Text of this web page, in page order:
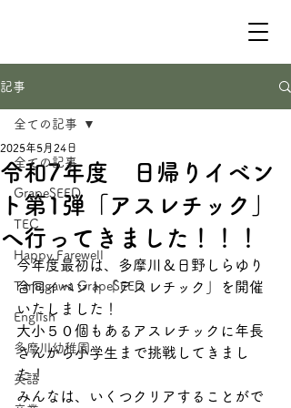
記事
全ての記事
GrapeSEED
TEC
Happy Farewell
Tamagawa GrapeSEED
English
多摩川幼稚園
英語
全ての記事
令和7年度 日帰りイベン
ト第1弾「アスレチック」
へ行ってきました！！！
2025年5月24日
今年度最初は、多摩川＆日野しらゆり
合同イベント「アスレチック」を開催
いたしました！
大小５０個もあるアスレチックに年長
さんから小学生まで挑戦してきまし
た！
みんなは、いくつクリアすることがで